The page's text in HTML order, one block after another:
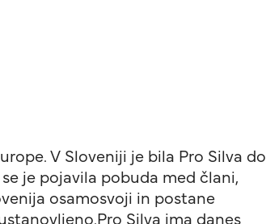
V Sloveniji je bila Pro Silva do
je pojavila pobuda med člani,
osamosvoji in postane
Silva ima danes